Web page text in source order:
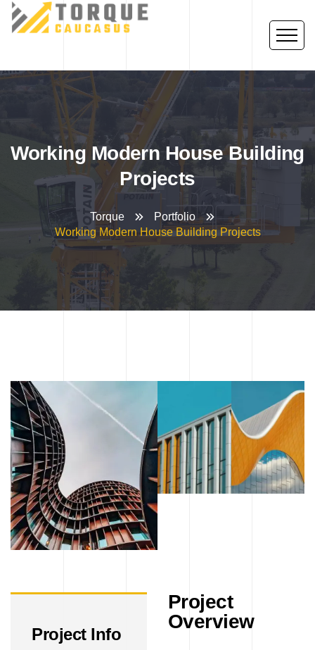
Working Modern House Building
Projects
Torque
Portfolio
Working Modern House Building Projects
Project Info
Project
Overview